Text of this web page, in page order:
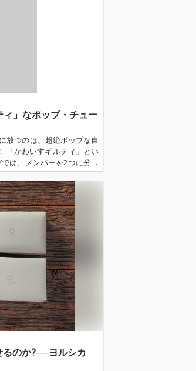
」なポップ・チュー
放つのは、超絶ポップな自
「かわいすギルティ」とい
は、メンバーを2つに分け
和香、桜井えま、仲村悠菜
、今作のことや8人体制の
るのか?──ヨルシカ